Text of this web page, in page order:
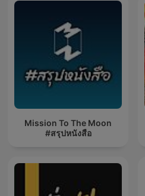
Mission To The Moon
#สรุปหนังสือ